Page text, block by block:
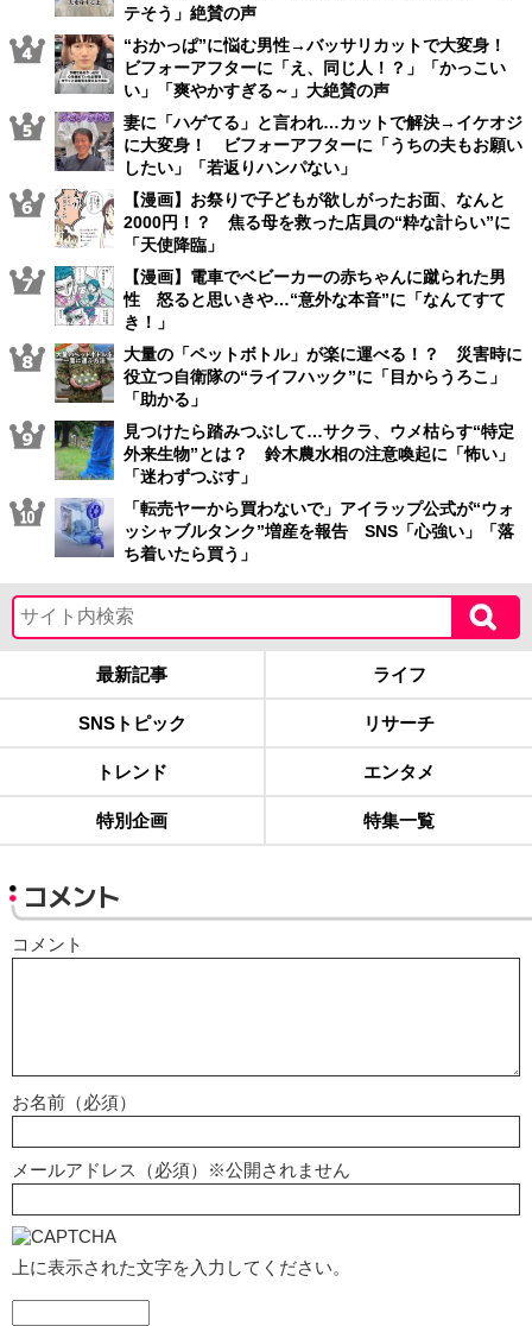
テそう」絶賛の声
“おかっぱ”に悩む男性→バッサリカットで大変身！
ビフォーアフターに「え、同じ人！？」「かっこい
い」「爽やかすぎる～」大絶賛の声
妻に「ハゲてる」と言われ…カットで解決→イケオジ
に大変身！ ビフォーアフターに「うちの夫もお願い
したい」「若返りハンパない」
【漫画】お祭りで子どもが欲しがったお面、なんと
2000円！？ 焦る母を救った店員の“粋な計らい”に
「天使降臨」
【漫画】電車でベビーカーの赤ちゃんに蹴られた男
性 怒ると思いきや…“意外な本音”に「なんてすて
き！」
大量の「ペットボトル」が楽に運べる！？ 災害時に
役立つ自衛隊の“ライフハック”に「目からうろこ」
「助かる」
見つけたら踏みつぶして…サクラ、ウメ枯らす“特定
外来生物”とは？ 鈴木農水相の注意喚起に「怖い」
「迷わずつぶす」
「転売ヤーから買わないで」アイラップ公式が“ウォ
ッシャブルタンク”増産を報告 SNS「心強い」「落
ち着いたら買う」
最新記事 ライフ
SNSトピック リサーチ
トレンド エンタメ
特別企画 特集一覧
コメント
コメント
お名前（必須）
メールアドレス（必須）※公開されません
上に表示された文字を入力してください。